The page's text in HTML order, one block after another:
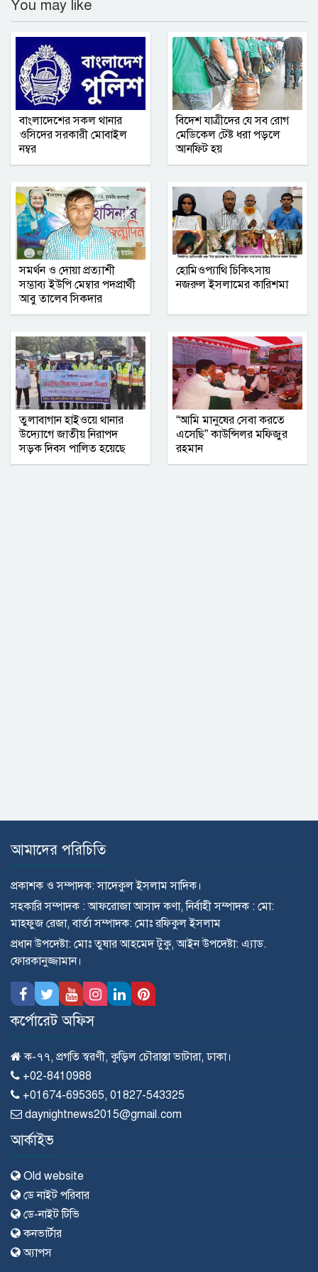
গ্যাস না পেয়ে লক্ষ্মীপুরে সিএনজিচালকদের
সড়ক অবরোধ
রুয়েটে নাটোর জেলা সমিতির নবীনবরণ ও
বিদায় অনুষ্ঠিত
কমলনগরে ‘বিশ্ব মাতৃদুগ্ধ সপ্তাহ ২০২৬’
গণমাধ্যমে সংবাদ প্রকাশের সিলেট টিটিসির
প্রতারক ড্রাইভার বিল্লাল আটক
বৃহত্তর নোয়াখালী অঞ্চলে আনুষ্ঠানিক যাত্রা
সম্মিলিত সাংবাদিক পরিষদ (এসএসপি) ঢাকা
মহানগর কমিটির অভিষেক অনুষ্ঠিত
You may like
বাংলাদেশের সকল থানার
ওসিদের সরকারী মোবাইল
নম্বর
বিদেশ যাত্রীদের যে সব রোগ
মেডিকেল টেষ্ট ধরা পড়লে
আনফিট হয়
সমর্থন ও দোয়া প্রত্যাশী
সম্ভাব্য ইউপি মেম্বার পদপ্রার্থী
আবু তালেব সিকদার
হোমিওপ্যাথি চিকিৎসায়
নজরুল ইসলামের কারিশমা
তুলাবাগান হাইওয়ে থানার
উদ্যোগে জাতীয় নিরাপদ
সড়ক দিবস পালিত হয়েছে
“আমি মানুষের সেবা করতে
এসেছি” কাউন্সিলর মফিজুর
রহমান
আমাদের পরিচিতি
প্রকাশক ও সম্পাদক: সাদেকুল ইসলাম সাদিক।
সহকারি সম্পাদক : আফরোজা আসাদ কণা, নির্বাহী সম্পাদক : মো:
মাহ্ফুজ রেজা, বার্তা সম্পাদক: মোঃ রফিকুল ইসলাম
প্রধান উপদেষ্টা: মোঃ তুষার আহমেদ টুকু, আইন উপদেষ্টা: এ্যাড.
ফোরকানুজ্জামান।
কর্পোরেট অফিস
ক-৭৭, প্রগতি স্বরণী, কুড়িল চৌরাস্তা ভাটারা, ঢাকা।
+02-8410988
+01674-695365, 01827-543325
daynightnews2015@gmail.com
আর্কাইভ
Old website
ডে নাইট পরিবার
ডে-নাইট টিভি
কনভার্টার
অ্যাপস